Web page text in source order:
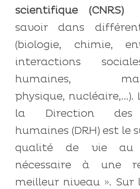
scientifique (CNRS)
savoir dans
(biologie, chimie,
interactions
humaines,
physique, nucléaire,…).
la Direction des
humaines (DRH) est le
qualité de vie au
nécessaire à une
meilleur niveau ». Sur